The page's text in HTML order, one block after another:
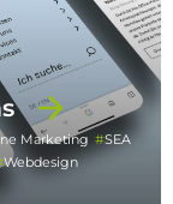
Marketing
SEA
Webdesign